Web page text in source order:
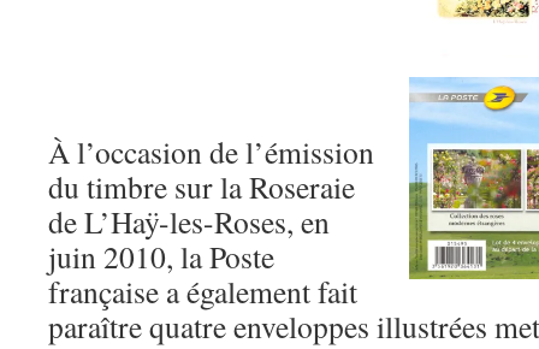
À l’occasion de l’émission
du timbre sur la Roseraie
de L’Haÿ-les-Roses, en
juin 2010, la Poste
française a également fait
paraître quatre enveloppes illustrées